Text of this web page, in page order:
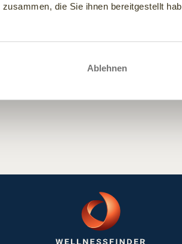
die Sie ihnen bereitgestellt
Ablehnen